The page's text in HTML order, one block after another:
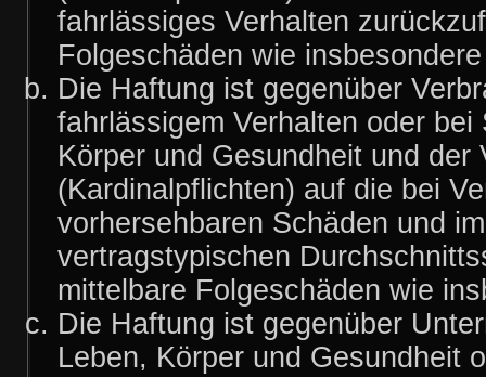
fahrlässiges Verhalten
Folgeschäden wie
Die Haftung ist gegenüber
fahrlässigem Verhalten oder
Körper und Gesundheit und
(Kardinalpflichten) auf die bei
vorhersehbaren Schäden und
vertragstypischen
mittelbare Folgeschäden wie
Die Haftung ist gegenüber
Leben, Körper und Gesundheit